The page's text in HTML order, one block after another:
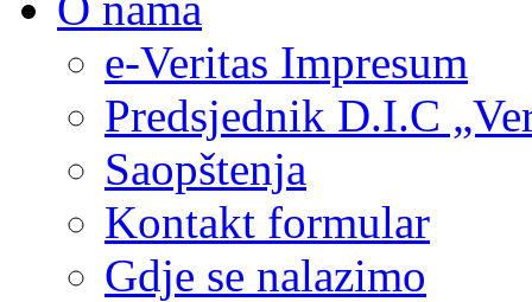
e-Veritas Impresum
Predsjednik D.I.C
Saopštenja
Kontakt formular
Gdje se nalazimo